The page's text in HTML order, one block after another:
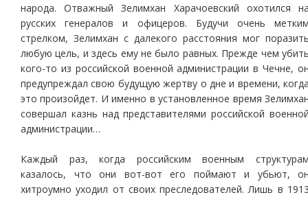
народа. Отважный Зелимхан Харачоевский охотился
русских генералов и офицеров. Будучи очень
стрелком, Зелимхан с далекого расстояния мог
любую цель, и здесь ему не было равных. Прежде чем
кого-то из российской военной администрации в Чечне,
предупреждал свою будущую жертву о дне и времени,
это произойдет. И именно в установленное время
совершал казнь над представителями российской
администрации…
Каждый раз, когда российским военным
казалось, что они вот-вот его поймают и убьют,
хитроумно уходил от своих преследователей. Лишь в